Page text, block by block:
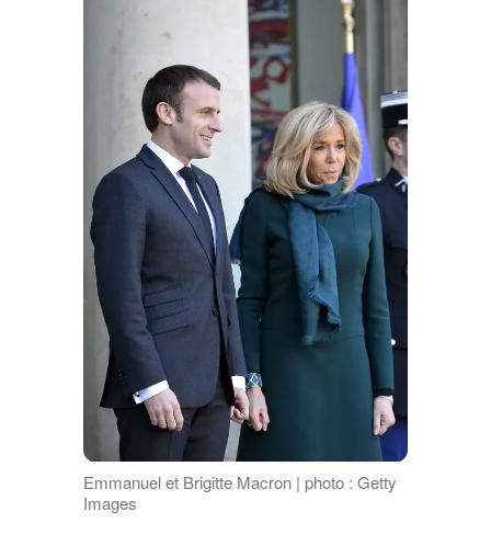
Emmanuel et Brigitte Macron | photo : Getty
Images